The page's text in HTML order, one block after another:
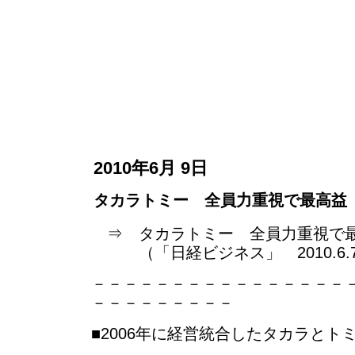
2010年6月 9日
タカラトミー 全員力重視で最高益
⇒ タカラトミー 全員力重視で
（「日経ビジネス」
－－－－－－－－－－－－－－－－
－－－－－－－－－
■2006年に経営統合したタカラとト